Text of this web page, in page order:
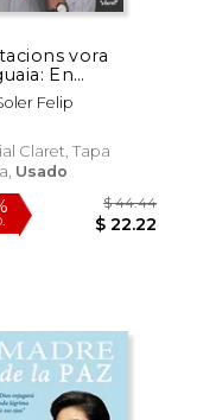
vora
En
de Pere
Felip
Claret, Tapa
Usado